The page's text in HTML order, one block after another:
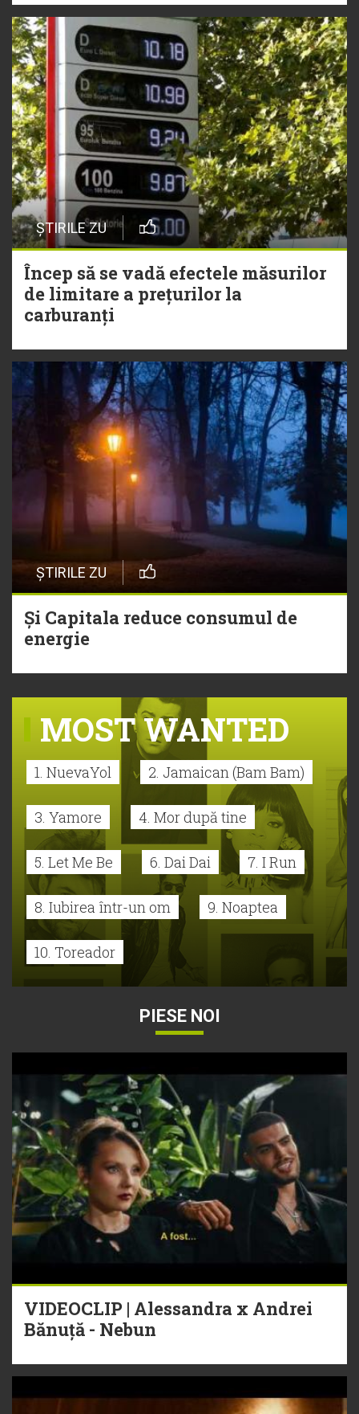
ȘTIRILE ZU
Încep să se vadă efectele măsurilor
de limitare a prețurilor la
carburanți
ȘTIRILE ZU
Și Capitala reduce consumul de
energie
MOST WANTED
1. NuevaYol 2. Jamaican (Bam Bam)
3. Yamore 4. Mor după tine
5. Let Me Be 6. Dai Dai 7. I Run
8. Iubirea într-un om 9. Noaptea
10. Toreador
PIESE NOI
VIDEOCLIP | Alessandra x Andrei
Bănuță - Nebun